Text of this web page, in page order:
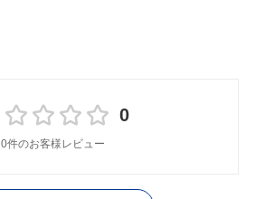
0
0件のお客様レビュー